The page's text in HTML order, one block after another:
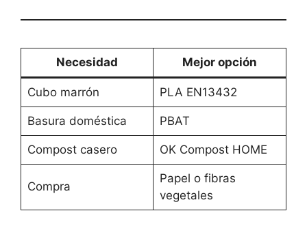
Necesidad Mejor opción
Cubo marrón PLA EN13432
Basura doméstica PBAT
Compost casero OK Compost HOME
Compra
Papel o fibras
vegetales